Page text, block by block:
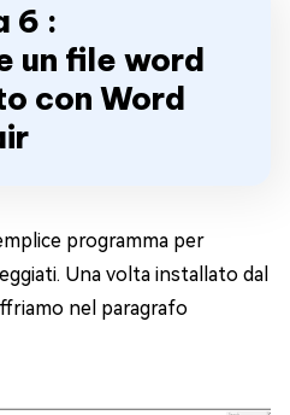
6 :
un file word
con Word
programma per
Una volta installato dal
nel paragrafo